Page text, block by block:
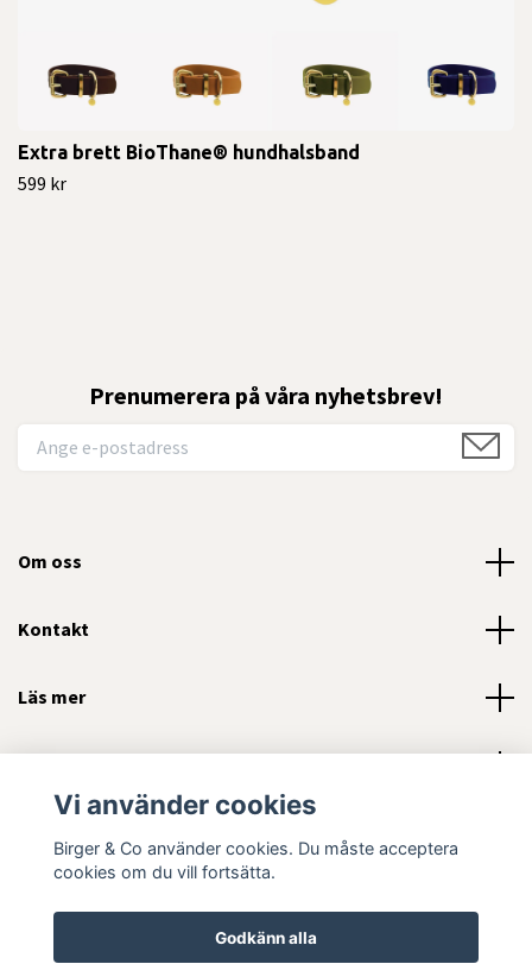
Extra brett BioThane® hundhalsband
599 kr
Prenumerera på våra nyhetsbrev!
Om oss
Kontakt
Läs mer
© 2026 Birger and Company AB
Vi använder cookies
Birger & Co använder cookies. Du måste acceptera
cookies om du vill fortsätta.
Godkänn alla